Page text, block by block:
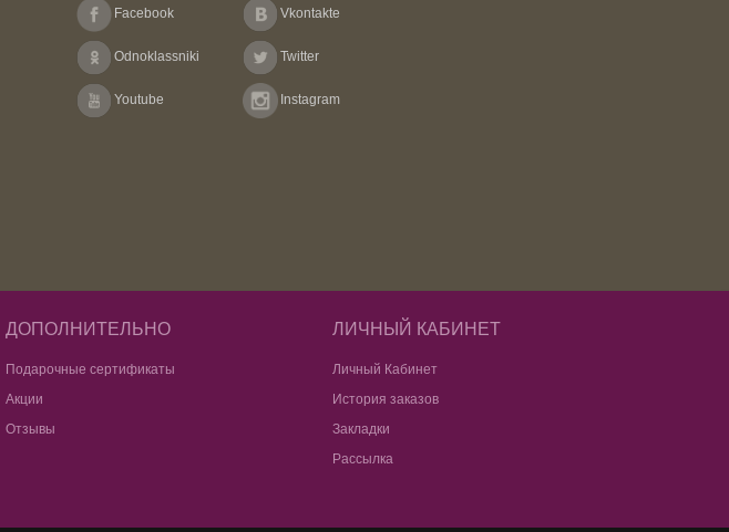
Facebook Vkontakte
Odnoklassniki Twitter
Youtube Instagram
ДОПОЛНИТЕЛЬНО
Подарочные сертификаты
Акции
Отзывы
ЛИЧНЫЙ КАБИНЕТ
Личный Кабинет
История заказов
Закладки
Рассылка